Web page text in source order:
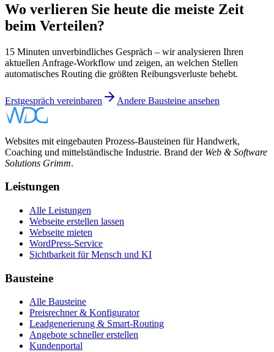
Wo verlieren Sie heute die meiste Zeit
beim Verteilen?
15 Minuten unverbindliches Gespräch – wir analysieren Ihren
aktuellen Anfrage-Workflow und zeigen, an welchen Stellen
automatisches Routing die größten Reibungsverluste behebt.
Erstgespräch vereinbaren Andere Bausteine ansehen
Websites mit eingebauten Prozess-Bausteinen für Handwerk,
Coaching und mittelständische Industrie. Brand der Web & Software
Solutions Grimm.
Leistungen
Alle Leistungen
Webseite erstellen lassen
Webseite mieten
WordPress-Service
Sichtbarkeit für Mensch und KI
Bausteine
Alle Bausteine
Preisrechner & Konfigurator
Leadgenerierung & Smart-Routing
Angebote schneller erstellen
Kundenportal